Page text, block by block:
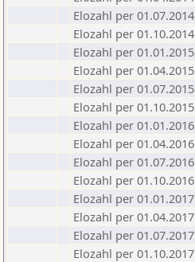
Elozahl per 01.07.2014
Elozahl per 01.10.2014
Elozahl per 01.01.2015
Elozahl per 01.04.2015
Elozahl per 01.07.2015
Elozahl per 01.10.2015
Elozahl per 01.01.2016
Elozahl per 01.04.2016
Elozahl per 01.07.2016
Elozahl per 01.10.2016
Elozahl per 01.01.2017
Elozahl per 01.04.2017
Elozahl per 01.07.2017
Elozahl per 01.10.2017